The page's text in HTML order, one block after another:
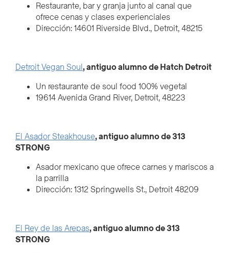
Restaurante, bar y granja junto al canal que
ofrece cenas y clases experienciales
Dirección: 14601 Riverside Blvd., Detroit, 48215
Detroit Vegan Soul, antiguo alumno de Hatch Detroit
Un restaurante de soul food 100% vegetal
19614 Avenida Grand River, Detroit, 48223
El Asador Steakhouse, antiguo alumno de 313
STRONG
Asador mexicano que ofrece carnes y mariscos a
la parrilla
Dirección: 1312 Springwells St., Detroit 48209
El Rey de las Arepas, antiguo alumno de 313
STRONG